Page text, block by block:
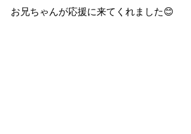
お兄ちゃんが応援に来てくれました😊